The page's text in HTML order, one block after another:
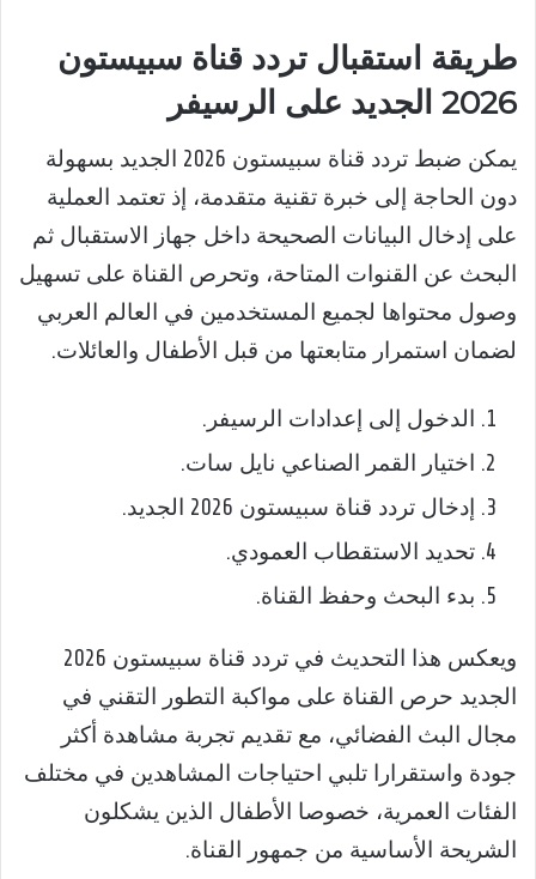
طريقة استقبال تردد قناة سبيستون
2026 الجديد على الرسيفر
يمكن ضبط تردد قناة سبيستون 2026 الجديد بسهولة
دون الحاجة إلى خبرة تقنية متقدمة، إذ تعتمد العملية
على إدخال البيانات الصحيحة داخل جهاز الاستقبال ثم
البحث عن القنوات المتاحة، وتحرص القناة على تسهيل
وصول محتواها لجميع المستخدمين في العالم العربي
لضمان استمرار متابعتها من قبل الأطفال والعائلات.
الدخول إلى إعدادات الرسيفر.
اختيار القمر الصناعي نايل سات.
إدخال تردد قناة سبيستون 2026 الجديد.
تحديد الاستقطاب العمودي.
بدء البحث وحفظ القناة.
ويعكس هذا التحديث في تردد قناة سبيستون 2026
الجديد حرص القناة على مواكبة التطور التقني في
مجال البث الفضائي، مع تقديم تجربة مشاهدة أكثر
جودة واستقرارا تلبي احتياجات المشاهدين في مختلف
الفئات العمرية، خصوصا الأطفال الذين يشكلون
الشريحة الأساسية من جمهور القناة.